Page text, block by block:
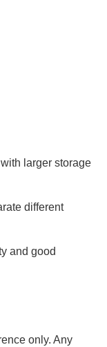
larger storage
different
and good
only. Any